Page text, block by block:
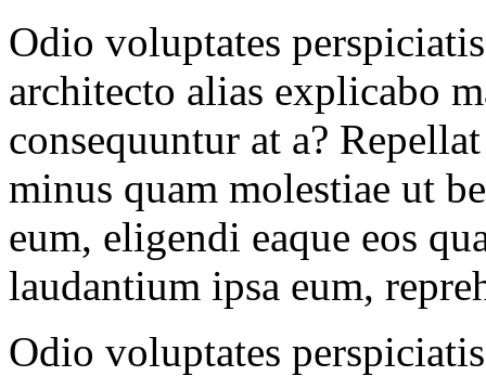
Odio voluptates
architecto alias explicabo
consequuntur at a?
minus quam molestiae ut
eum, eligendi eaque eos
laudantium ipsa eum,
Odio voluptates